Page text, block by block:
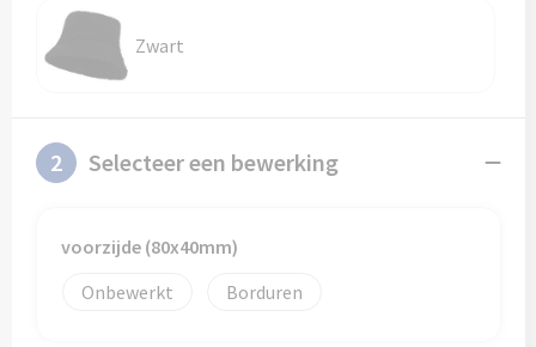
Schoudertassen
Strandtassen
Tablettassen
Toilettassen
Vesten
Ademhalingsbescherming
Zwart
2 Selecteer een bewerking
voorzijde (80x40mm)
Onbewerkt
Borduren